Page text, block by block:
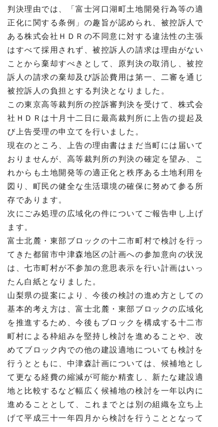
判決理由では、「富士河口湖町土地開発行為等の適
正化に関する条例」の趣旨が認められ、被控訴人で
ある株式会社ＨＤＲの不同意に対する違法性の主張
はすべて採用されず、被控訴人の請求は理由がない
ことから棄却すべきとして、原判決の取消し、被控
訴人の請求の棄却及び訴訟費用は第一、二審を通じ
被控訴人の負担とする判決となりました。
この東京高等裁判所の控訴審判決を受けて、株式会
社ＨＤＲは十月十二日に最高裁判所に上告の提起及
び上告受理の申立てを行いました。
現在のところ、上告の理由書はまだ当町には届いて
おりませんが、高等裁判所の判決の確定を望み、こ
れからも土地開発等の適正化と秩序ある土地利用を
図り、町民の健全な生活環境の確保に努めて参る所
存であります。
次にごみ処理の広域化の件についてご報告申し上げ
ます。
富士北麓・東部ブロックの十二市町村で検討を行っ
てきた都留市中津森地区の計画への参加意向の状況
は、七市町村が不参加の意思表示を行い計画はいっ
たん白紙となりました。
山梨県の提案により、今後の検討の進め方としての
基本的考え方は、富士北麓・東部ブロックの広域化
を推進するため、今後もブロックを構成する十二市
町村による枠組みを堅持し検討を進めることや、改
めてブロック内での他の建設適地についても検討を
行うとともに、中津森計画については、候補地とし
て更なる経費の縮減が可能か精査し、新たな建設適
地と比較するなど幅広く候補地の検討を一年以内に
進めることとして、これまでとは別の組織を立ち上
げて平成三十一年四月から検討を行うこととなって